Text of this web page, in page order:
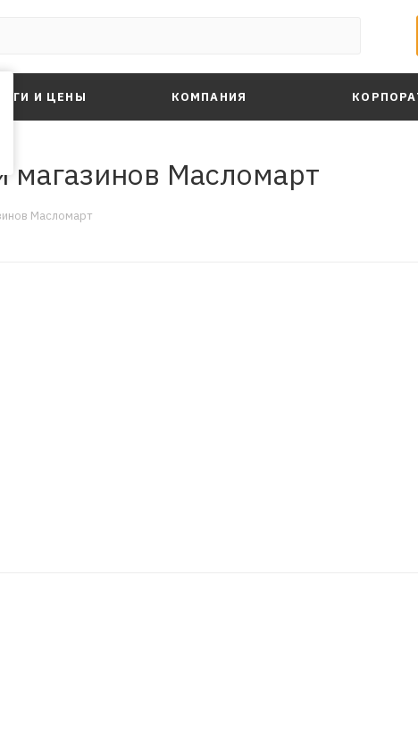
И ЦЕНЫ КОМПАНИЯ
магазинов Масломарт
Масломарт